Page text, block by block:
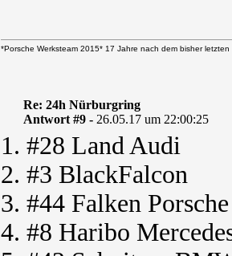
*Porsche Werksteam 2015* 17 Jahre nach dem bisher
Re: 24h Nürburgring
Antwort #9 - 26.05.17 um 22:00:25
1. #28 Land Audi
2. #3 BlackFalcon
3. #44 Falken Porsche
4. #8 Haribo